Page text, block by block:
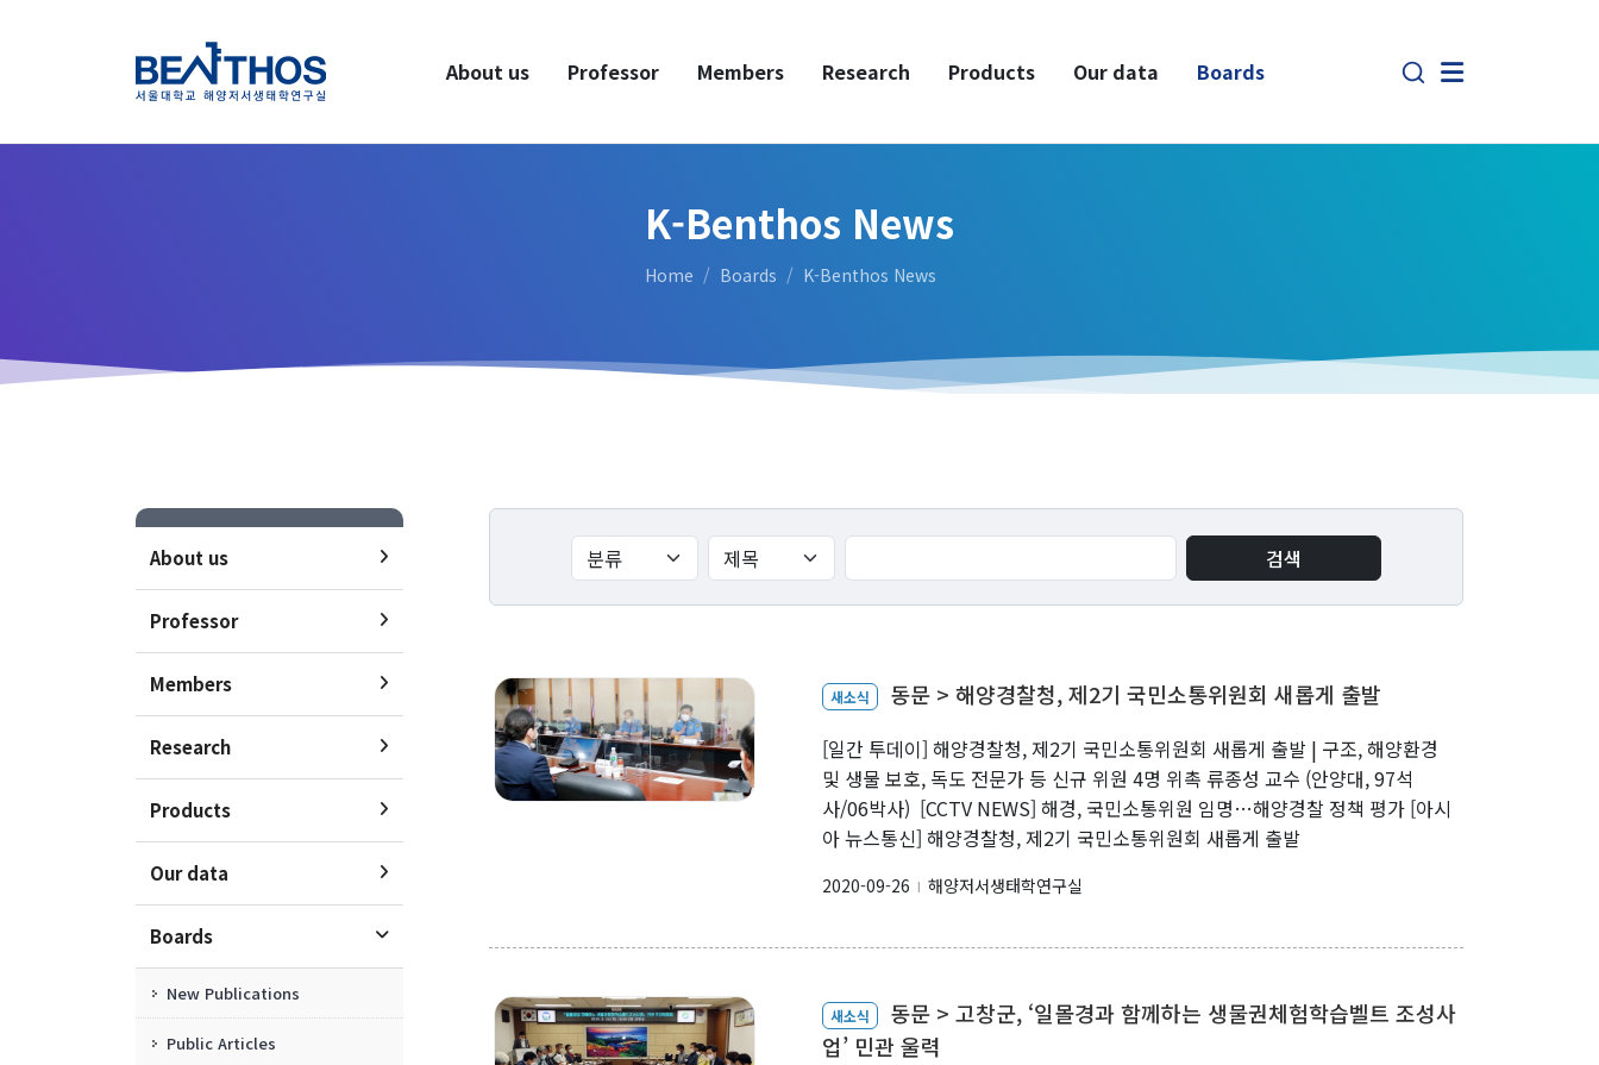
About us Professor Members Research Products Our data Boards
K-Benthos News
Home Boards K-Benthos News
About us
Professor
Members
Research
Products
Our data
Boards
New Publications
Public Articles
검색
새소식 동문 > 해양경찰청, 제2기 국민소통위원회 새롭게 출발
[일간 투데이] 해양경찰청, 제2기 국민소통위원회 새롭게 출발 | 구조, 해양환경
및 생물 보호, 독도 전문가 등 신규 위원 4명 위촉 류종성 교수 (안양대, 97석
사/06박사) [CCTV NEWS] 해경, 국민소통위원 임명…해양경찰 정책 평가 [아시
아 뉴스통신] 해양경찰청, 제2기 국민소통위원회 새롭게 출발
2020-09-26 해양저서생태학연구실
새소식
동문 > 고창군, ‘일몰경과 함께하는 생물권체험학습벨트 조성사
업’ 민관 울력
Greetings
Profile & Timeline
Faculty
Research
Vision & Goal
Topics
Projects
Facilities
Products
Presentations
Invited Talks or Keynote
Our data
Our Sea
Our Booklet
Boards
New Publications
Public Articles
Seminars & Lectures